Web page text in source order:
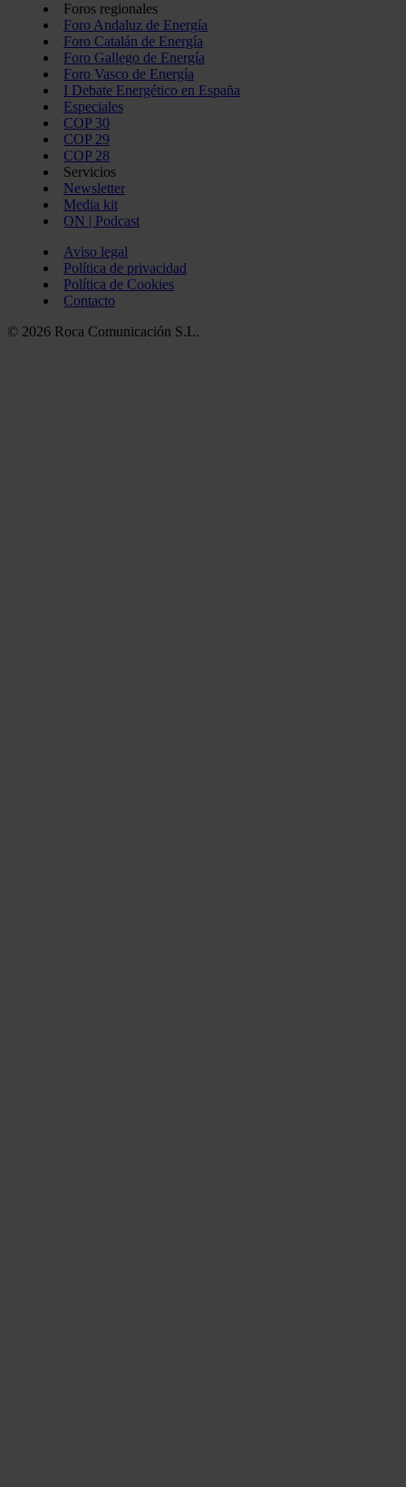
Foros regionales
Foro Andaluz de Energía
Foro Catalán de Energía
Foro Gallego de Energía
Foro Vasco de Energía
I Debate Energético en España
Especiales
COP 30
COP 29
COP 28
Servicios
Newsletter
Media kit
ON | Podcast
Aviso legal
Política de privacidad
Política de Cookies
Contacto
© 2026 Roca Comunicación S.L.